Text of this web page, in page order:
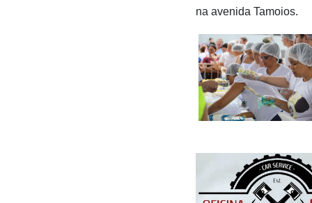
na avenida Tamoios.